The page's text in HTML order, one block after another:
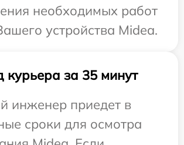
необходимых работ
устройства Midea.
курьера за 35 минут
инженер приедет в
сроки для осмотра